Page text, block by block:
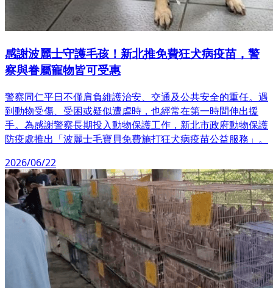
感謝波麗士守護毛孩！新北推免費狂犬病疫苗，警
察與眷屬寵物皆可受惠
警察同仁平日不僅肩負維護治安、交通及公共安全的重任。遇
到動物受傷、受困或疑似遭虐時，也經常在第一時間伸出援
手。為感謝警察長期投入動物保護工作，新北市政府動物保護
防疫處推出「波麗士毛寶貝免費施打狂犬病疫苗公益服務」。
2026/06/22